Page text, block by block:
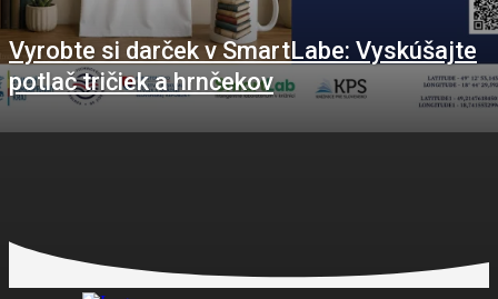
Vyrobte si darček v SmartLabe: Vyskúšajte
potlač tričiek a hrnčekov